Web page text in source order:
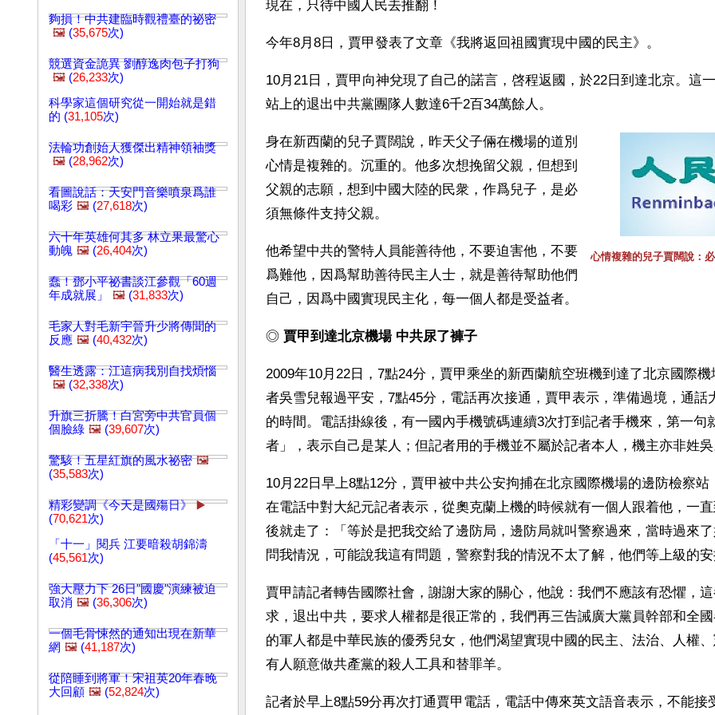
夠損！中共建臨時觀禮臺的祕密
🖼️ (35,675次)
競選資金詭異 劉醇逸肉包子打狗
🖼️ (26,233次)
科學家這個研究從一開始就是錯
的 (31,105次)
法輪功創始人獲傑出精神領袖獎
🖼️ (28,962次)
看圖說話：天安門音樂噴泉爲誰
喝彩 🖼️ (27,618次)
六十年英雄何其多 林立果最驚心
動魄 🖼️ (26,404次)
蠢！鄧小平祕書談江參觀「60週
年成就展」
🖼️ (31,833次)
毛家人對毛新宇晉升少將傳聞的
反應 🖼️ (40,432次)
醫生透露：江這病我別自找煩惱
🖼️ (32,338次)
升旗三折騰！白宮旁中共官員個
個臉綠 🖼️ (39,607次)
驚駭！五星紅旗的風水祕密 🖼️
(35,583次)
精彩變調《今天是國殤日》 ▶️
(70,621次)
「十一」閱兵 江要暗殺胡錦濤
(45,561次)
強大壓力下 26日"國慶"演練被迫
取消 🖼️ (36,306次)
一個毛骨悚然的通知出現在新華
網 🖼️ (41,187次)
從陪睡到將軍！宋祖英20年春晚
大回顧 🖼️ (52,824次)
現在，只待中國人民去推翻！
今年8月8日，賈甲發表了文章《我將返回祖國實現中國的民主》。
10月21日，賈甲向神兌現了自己的諾言，啓程返國，於22日到達北京。這
站上的退出中共黨團隊人數達6千2百34萬餘人。
心情複雜的兒子賈闊說：
身在新西蘭的兒子賈闊說，昨天父子倆在機場的道別
心情是複雜的。沉重的。他多次想挽留父親，但想到
父親的志願，想到中國大陸的民衆，作爲兒子，是必
須無條件支持父親。
他希望中共的警特人員能善待他，不要迫害他，不要
爲難他，因爲幫助善待民主人士，就是善待幫助他們
自己，因爲中國實現民主化，每一個人都是受益者。
◎ 賈甲到達北京機場 中共尿了褲子
2009年10月22日，7點24分，賈甲乘坐的新西蘭航空班機到達了北京國際
者吳雪兒報過平安，7點45分，電話再次接通，賈甲表示，準備過境，通話
的時間。電話掛線後，有一國內手機號碼連續3次打到記者手機來，第一句
者」，表示自己是某人；但記者用的手機並不屬於記者本人，機主亦非姓
10月22日早上8點12分，賈甲被中共公安拘捕在北京國際機場的邊防檢察站
在電話中對大紀元記者表示，從奧克蘭上機的時候就有一個人跟着他，一
後就走了：「等於是把我交給了邊防局，邊防局就叫警察過來，當時過來
問我情況，可能說我這有問題，警察對我的情況不太了解，他們等上級的
賈甲請記者轉告國際社會，謝謝大家的關心，他說：我們不應該有恐懼，
求，退出中共，要求人權都是很正常的，我們再三告誡廣大黨員幹部和全
的軍人都是中華民族的優秀兒女，他們渴望實現中國的民主、法治、人權
有人願意做共產黨的殺人工具和替罪羊。
記者於早上8點59分再次打通賈甲電話，電話中傳來英文語音表示，不能接